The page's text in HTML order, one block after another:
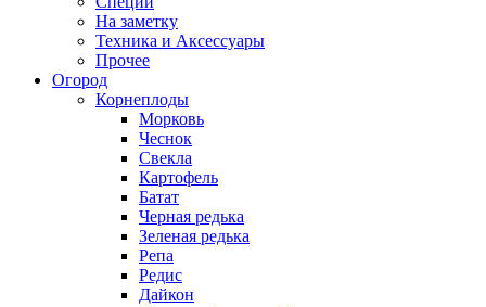
На заметку
Техника и Аксессуары
Прочее
Огород
Корнеплоды
Морковь
Чеснок
Свекла
Картофель
Батат
Черная редька
Зеленая редька
Репа
Редис
Дайкон